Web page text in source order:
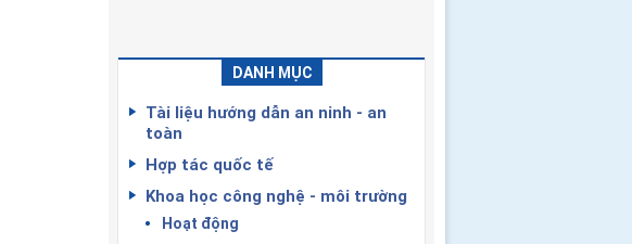
DANH MỤC
Tài liệu hướng dẫn an ninh - an
toàn
Hợp tác quốc tế
Khoa học công nghệ - môi trường
Hoạt động